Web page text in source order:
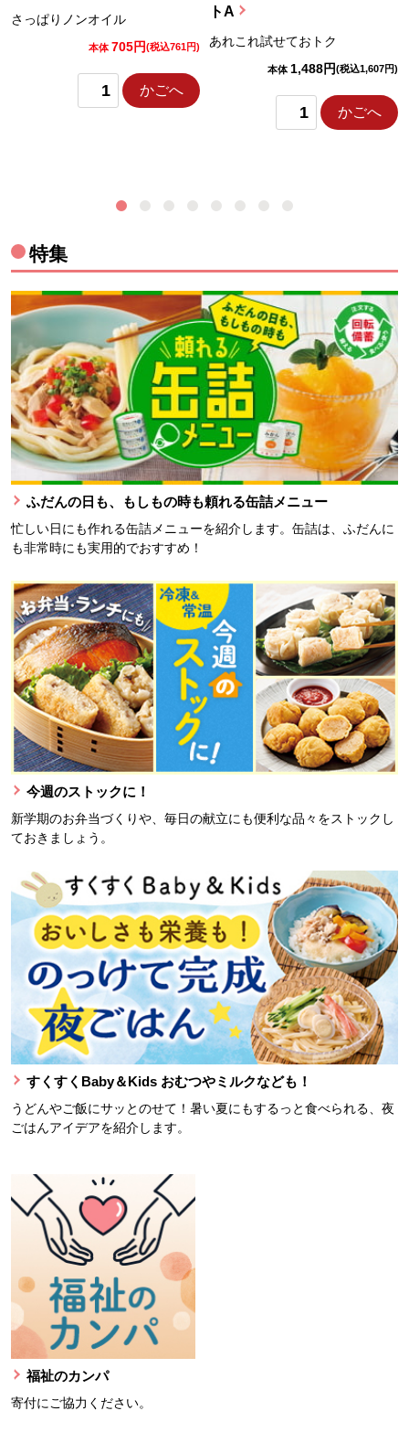
さっぱりノンオイル
本体 705円(税込761円)
かごへ
トA
あれこれ試せておトク
本体 1,488円(税込1,607円)
かごへ
特集
ふだんの日も、もしもの時も頼れる缶詰メニュー
忙しい日にも作れる缶詰メニューを紹介します。缶詰は、ふだんに
も非常時にも実用的でおすすめ！
今週のストックに！
新学期のお弁当づくりや、毎日の献立にも便利な品々をストックし
ておきましょう。
すくすくBaby＆Kids おむつやミルクなども！
うどんやご飯にサッとのせて！暑い夏にもするっと食べられる、夜
ごはんアイデアを紹介します。
福祉のカンパ
寄付にご協力ください。